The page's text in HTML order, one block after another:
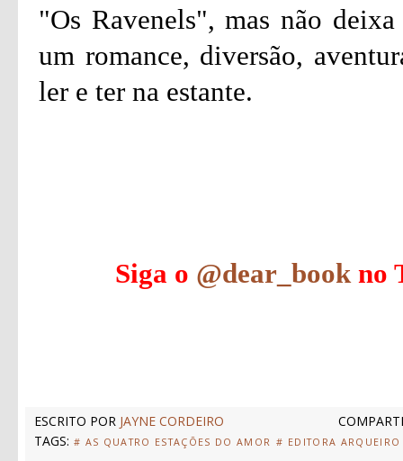
"Os Ravenels", mas não
um romance, diversão,
ler e ter na estante.
Siga o @dear_book no
ESCRITO POR JAYNE CORDEIRO
TAGS: # AS QUATRO ESTAÇÕES DO AMOR # EDITORA ARQUEIRO